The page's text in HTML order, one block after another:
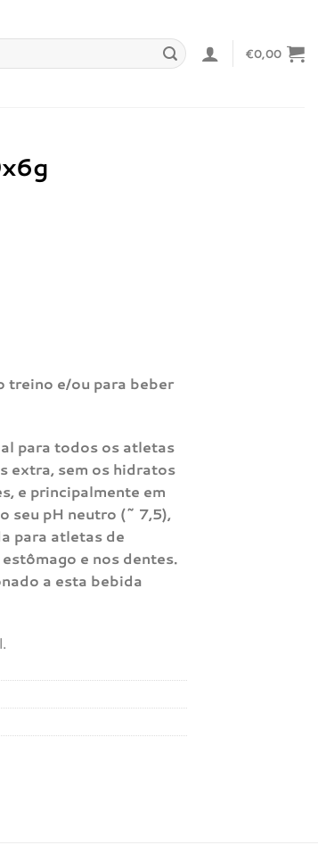
€0,00
treino e/ou para beber
para todos os atletas
extra, sem os hidratos
e principalmente em
seu pH neutro (~ 7,5),
para atletas de
estômago e nos dentes.
a esta bebida